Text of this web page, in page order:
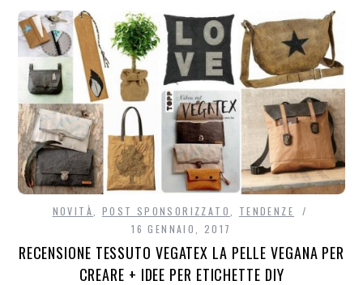
NOVITÀ POST SPONSORIZZATO
TENDENZE
16 GENNAIO, 2017
RECENSIONE TESSUTO VEGATEX LA PELLE VEGANA PER
CREARE + IDEE PER ETICHETTE DIY